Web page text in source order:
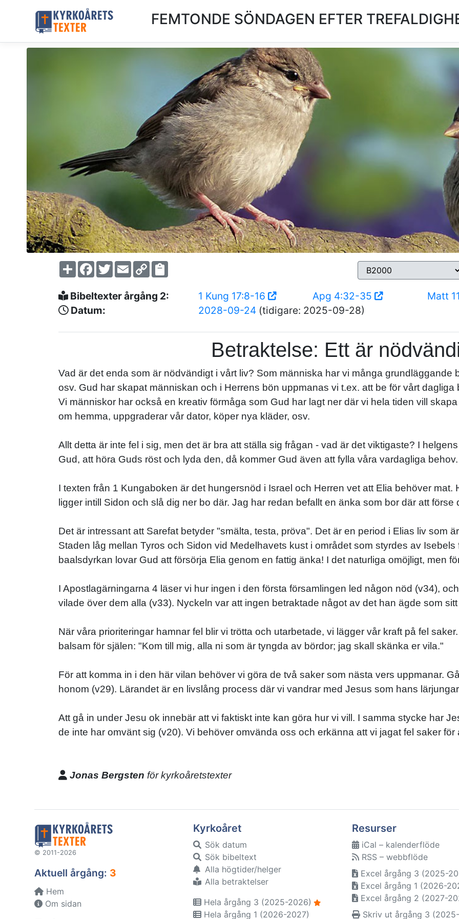
FEMTONDE SÖNDAGEN EFTER
ShareFacebook
TwitterEmailCopy
Link
Bibeltexter årgång 2:
1 Kung 17:8-16 Apg 4:32-35
Matt
Datum:
2028-09-24 (tidigare: 2025-09-28)
Betraktelse: Ett är
Vad är det enda som är nödvändigt i vårt liv? Som människa har vi många grundläggande
osv. Gud har skapat människan och i Herrens bön uppmanas vi t.ex. att be för vårt
Vi människor har också en kreativ förmåga som Gud har lagt ner där vi hela tiden vill
om hemma, uppgraderar vår dator, köper nya kläder, osv.
Allt detta är inte fel i sig, men det är bra att ställa sig frågan - vad är det viktigaste? I
Gud, att höra Guds röst och lyda den, då kommer Gud även att fylla våra vardagliga behov.
I texten från 1 Kungaboken är det hungersnöd i Israel och Herren vet att Elia behöver mat.
ligger intill Sidon och slå dig ner bo där. Jag har redan befallt en änka som bor där att
Det är intressant att Sarefat betyder "smälta, testa, pröva". Det är en period i Elias liv som
Staden låg mellan Tyros och Sidon vid Medelhavets kust i området som styrdes av
baalsdyrkan lovar Gud att försörja Elia genom en fattig änka! I det naturliga omöjligt, men
I Apostlagärningarna 4 läser vi hur ingen i den första församlingen led någon nöd (v34),
vilade över dem alla (v33). Nyckeln var att ingen betraktade något av det han ägde som
När våra prioriteringar hamnar fel blir vi trötta och utarbetade, vi lägger vår kraft på fel
balsam för själen: "Kom till mig, alla ni som är tyngda av bördor; jag skall skänka er vila."
För att komma in i den här vilan behöver vi göra de två saker som nästa vers uppmanar.
honom (v29). Lärandet är en livslång process där vi vandrar med Jesus som hans
Att gå in under Jesu ok innebär att vi faktiskt inte kan göra hur vi vill. I samma stycke har
de inte har omvänt sig (v20). Vi behöver omvända oss och erkänna att vi jagat fel saker
Jonas Bergsten för kyrkoåretstexter
© 2011-2026
Aktuell årgång: 3
Hem
Om sidan
Kyrkoåret
Sök datum
Sök bibeltext
Alla högtider/helger
Alla betraktelser
Hela årgång 3 (2025-2026)
Hela årgång 1 (2026-2027)
Resurser
iCal – kalenderflöde
RSS – webbflöde
Excel årgång 3 (2025-
Excel årgång 1 (2026-
Excel årgång 2 (2027-
Skriv ut årgång 3